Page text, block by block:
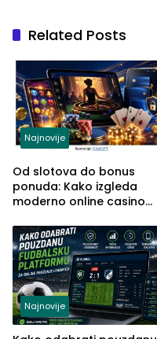
Related Posts
Najnovije
Od slotova do bonus
ponuda: Kako izgleda
moderno online casino
Najnovije